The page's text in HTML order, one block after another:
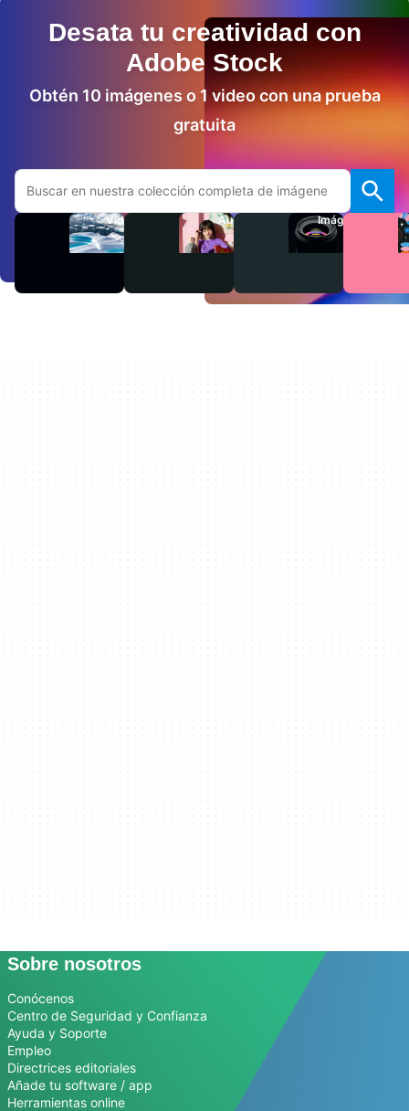
Desata tu creatividad con
Adobe Stock
Obtén 10 imágenes o 1 video con una prueba
gratuita
Buscar en el sitio web de Adobe.com
Videos Audio Imágenes
Sobre nosotros
Conócenos
Centro de Seguridad y Confianza
Ayuda y Soporte
Empleo
Directrices editoriales
Añade tu software / app
Herramientas online